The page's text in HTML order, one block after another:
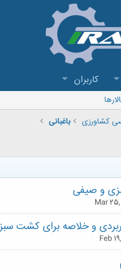
کاربران
کشاورزی باغبانی
و صیفی
Mar
و خلاصه برای کشت
Feb